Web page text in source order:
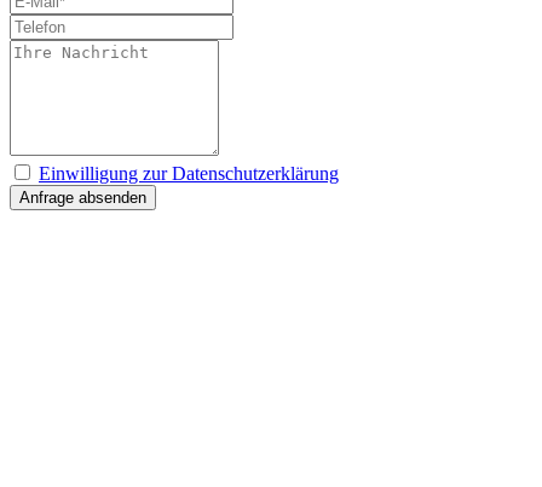
Einwilligung zur Datenschutzerklärung
Anfrage absenden